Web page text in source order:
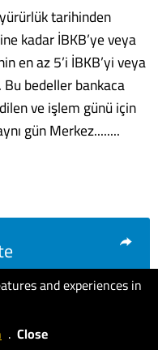
and experiences in
. Close
tarihinden
kadar İBKB’ye veya
en az 5’i İBKB’yi veya
Bu bedeller bankaca
ve işlem günü için
gün Merkez........